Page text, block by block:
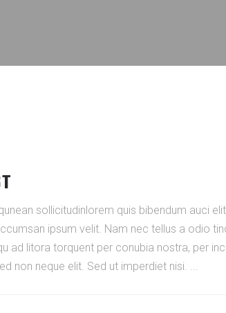
sollicitudinlorem quis bibendum auci
ipsum velit. Nam nec tellus a odio
ad litora torquent per conubia nostra, per
non neque elit. Sed ut imperdiet nisi.